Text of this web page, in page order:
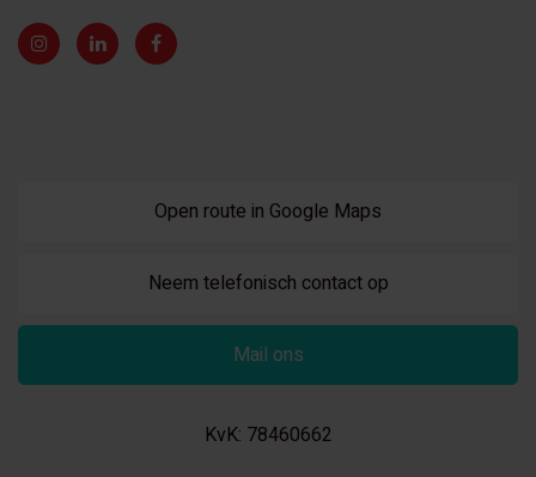
Open route in Google Maps
Neem telefonisch contact op
Mail ons
KvK: 78460662